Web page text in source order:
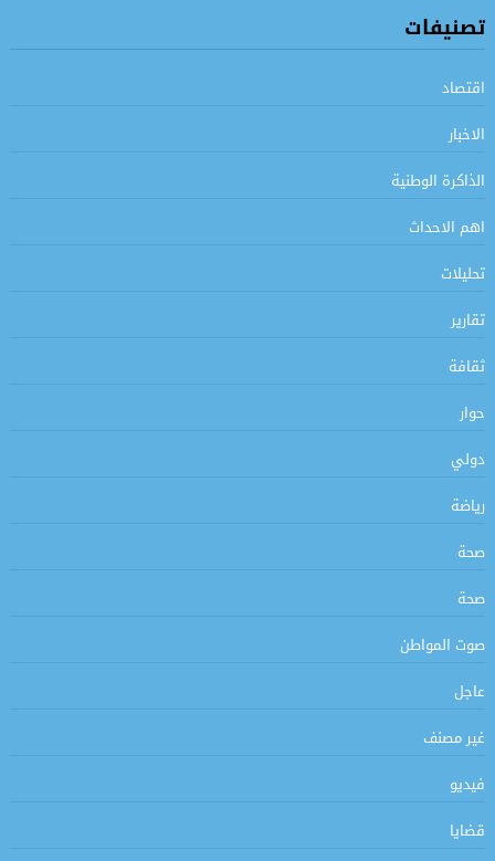
تصنيفات
اقتصاد
الاخبار
الذاكرة الوطنية
اهم الاحداث
تحليلات
تقارير
ثقافة
حوار
دولي
رياضة
صحة
صحة
صوت المواطن
عاجل
غير مصنف
فيديو
قضايا